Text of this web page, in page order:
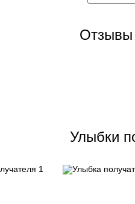
Отзывы
Улыбки